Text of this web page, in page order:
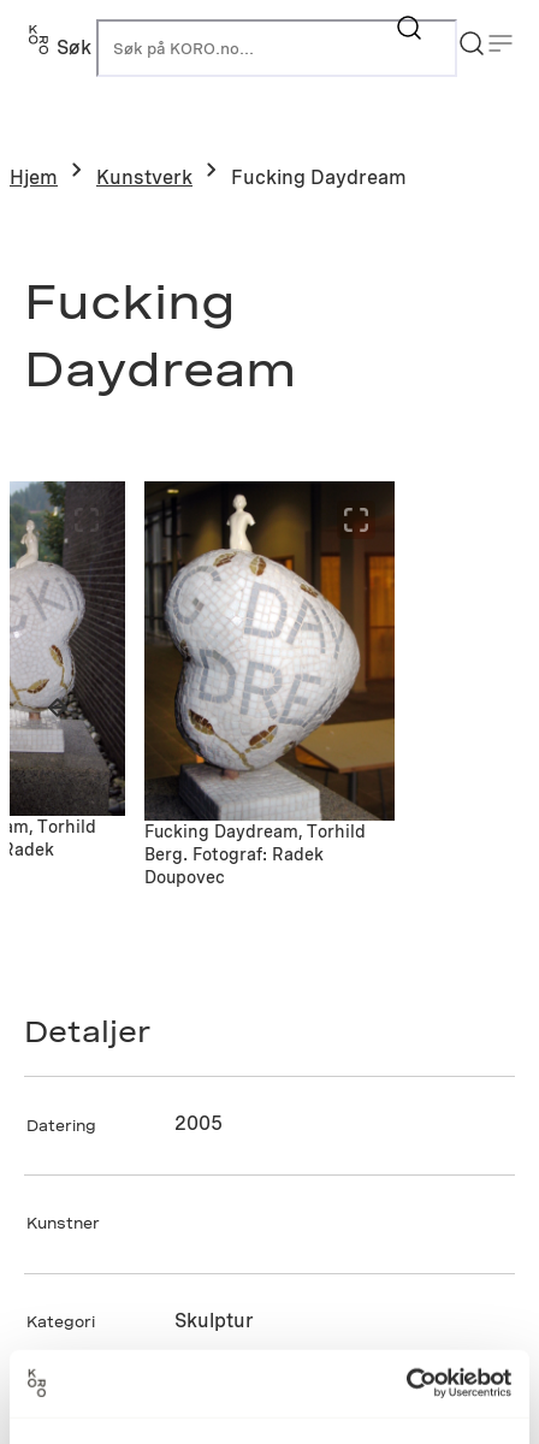
Hopp
Søk
Hjem Kunstverk Fucking Daydream
Fucking
Daydream
Torhild
Fucking Daydream, Torhild
Berg. Fotograf: Radek
Doupovec
Detaljer
Datering 2005
Kunstner
Kategori Skulptur